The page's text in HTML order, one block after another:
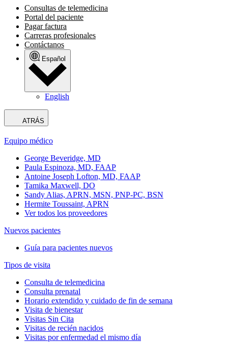
Consultas de telemedicina
Portal del paciente
Pagar factura
Carreras profesionales
Contáctanos
Español
English
ATRÁS
Equipo médico
George Beveridge, MD
Paula Espinoza, MD, FAAP
Antoine Joseph Lofton, MD, FAAP
Tamika Maxwell, DO
Sandy Alias, APRN, MSN, PNP-PC, BSN
Hermite Toussaint, APRN
Ver todos los proveedores
Nuevos pacientes
Guía para pacientes nuevos
Tipos de visita
Consulta de telemedicina
Consulta prenatal
Horario extendido y cuidado de fin de semana
Visita de bienestar
Visitas Sin Cita
Visitas de recién nacidos
Visitas por enfermedad el mismo día